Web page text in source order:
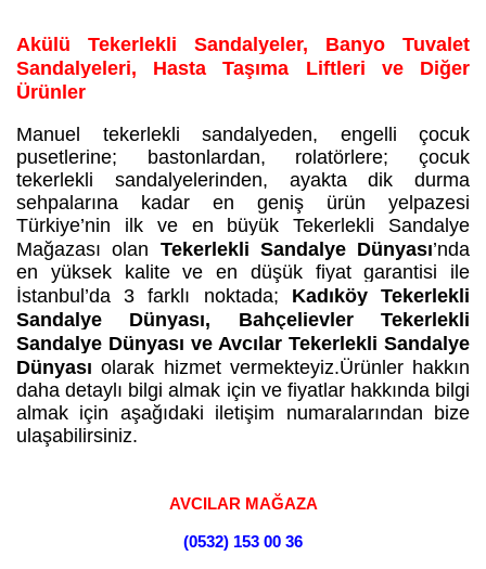
Akülü Tekerlekli Sandalyeler, Banyo Tuvalet
Sandalyeleri, Hasta Taşıma Liftleri ve Diğer
Ürünler
Manuel tekerlekli sandalyeden, engelli çocuk
pusetlerine; bastonlardan, rolatörlere; çocuk
tekerlekli sandalyelerinden, ayakta dik durma
sehpalarına kadar en geniş ürün yelpazesi
Türkiye’nin ilk ve en büyük Tekerlekli Sandalye
Mağazası olan Tekerlekli Sandalye Dünyası’nda
en yüksek kalite ve en düşük fiyat garantisi ile
İstanbul’da 3 farklı noktada; Kadıköy Tekerlekli
Sandalye Dünyası, Bahçelievler Tekerlekli
Sandalye Dünyası ve Avcılar Tekerlekli Sandalye
Dünyasıolarak hizmet vermekteyiz.Ürünler hakkın
daha detaylı bilgi almak için ve fiyatlar hakkında bilgi
almak için aşağıdaki iletişim numaralarından bize
ulaşabilirsiniz.
AVCILAR MAĞAZA
(0532) 153 00 36